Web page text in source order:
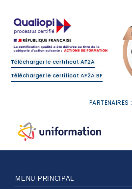
Télécharger le certificat AF2A
Télécharger le certificat AF2A BF
PARTENAIRES :
MENU PRINCIPAL